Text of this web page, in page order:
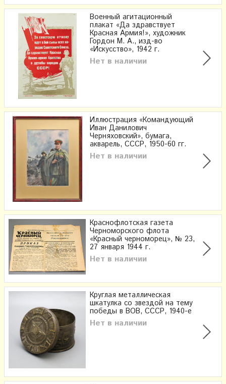
Военный агитационный
плакат «Да здравствует
Красная Армия!», художник
Гордон М. А., изд-во
«Искусство», 1942 г.
Нет в наличии
Иллюстрация «Командующий
Иван Данилович
Черняховский», бумага,
акварель, СССР, 1950-60 гг.
Нет в наличии
Краснофлотская газета
Черноморского флота
«Красный черноморец», № 23,
27 января 1944 г.
Нет в наличии
Круглая металлическая
шкатулка со звездой на тему
победы в ВОВ, СССР, 1940-е
Нет в наличии